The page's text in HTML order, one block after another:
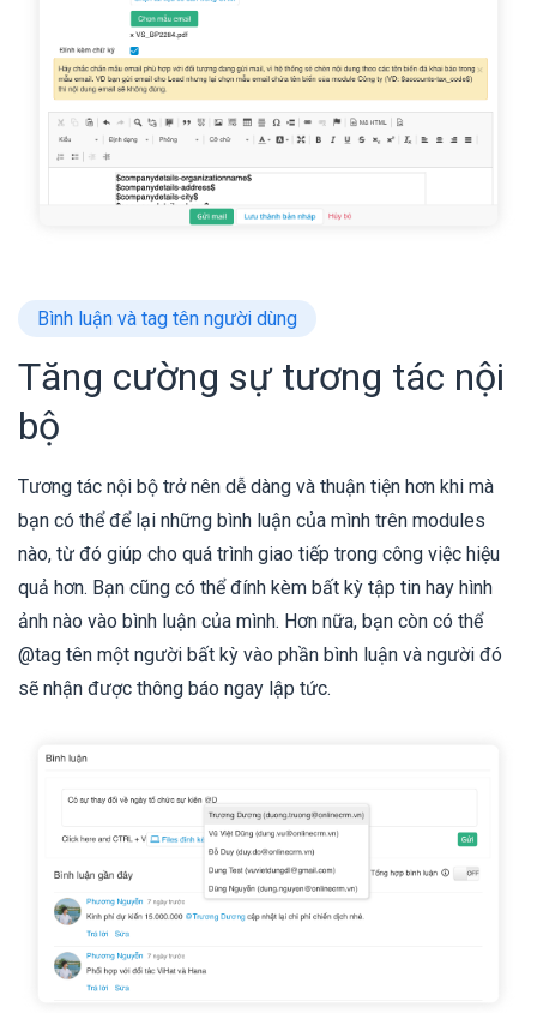
Bình luận và tag tên người dùng
Tăng cường sự tương tác nội
bộ
Tương tác nội bộ trở nên dễ dàng và thuận tiện hơn khi mà
bạn có thể để lại những bình luận của mình trên modules
nào, từ đó giúp cho quá trình giao tiếp trong công việc hiệu
quả hơn. Bạn cũng có thể đính kèm bất kỳ tập tin hay hình
ảnh nào vào bình luận của mình. Hơn nữa, bạn còn có thể
@tag tên một người bất kỳ vào phần bình luận và người đó
sẽ nhận được thông báo ngay lập tức.